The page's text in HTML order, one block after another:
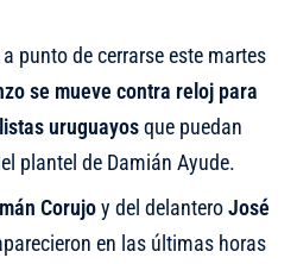
punto de cerrarse este martes
se mueve contra reloj para
uruguayosque puedan
plantel de Damián Ayude.
Corujoy del delanteroJosé
en las últimas horas